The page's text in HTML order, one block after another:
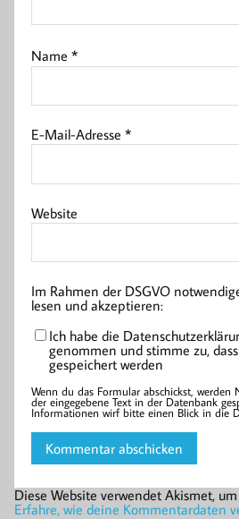
Name*
E-Mail-Adresse*
Website
Im Rahmen der DSGVO
lesen und akzeptieren:
Ich habe die
genommen und stimme zu,
gespeichert werden
Wenn du das Formular abschickst, werden
der eingegebene Text in der Datenbank
Informationen wirf bitte einen Blick in die
Diese Website verwendet Akismet,
Erfahre, wie deine Kommentardaten